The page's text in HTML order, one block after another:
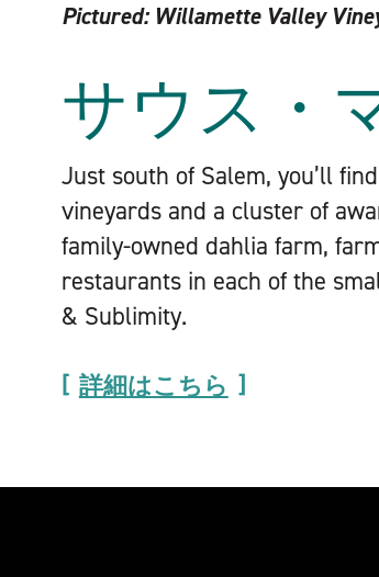
Pictured:Willamette Valley
サウス・
Just south of Salem, you’ll
vineyards and a cluster of
family-owned dahlia farm,
restaurants in each of the
& Sublimity.
詳細はこちら